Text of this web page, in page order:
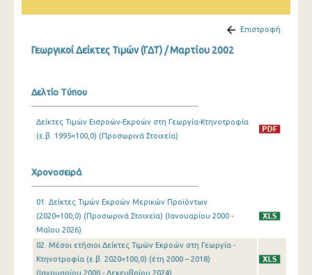
Νοεμβρίου 2024
Σεπτεμβρίου 2024
Αυγούστου 2024
Ιουνίου 2024
Μαΐου 2024
Μαρτίου 2024
Επιστροφή
Γεωργικοί Δείκτες Τιμών (ΓΔΤ) / Μαρτίου 2002
Δελτίο Τύπου
Δείκτες Τιμών Εισροών-Εκροών στη Γεωργία-Κτηνοτροφία
(ε.β. 1995=100,0) (Προσωρινά Στοιχεία)
Χρονοσειρά
01. Δείκτες Τιμών Εκροών Μερικών Προϊόντων
(2020=100,0) (Προσωρινά Στοιχεία) (Ιανουαρίου 2000 -
Μαΐου 2026)
02. Μέσοι ετήσιοι Δείκτες Τιμών Εκροών στη Γεωργία -
Κτηνοτροφία (ε.β. 2020=100,0) (έτη 2000 – 2018)
(Ιανουαρίου 2000 - Δεκεμβρίου 2024)